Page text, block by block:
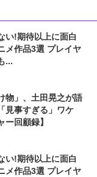
い!期待以上に面白
メ作品3選 プレイヤ
...
物」、土田晃之が語
見事すぎる」ワケ
ー回顧録】
い!期待以上に面白
メ作品3選 プレイヤ